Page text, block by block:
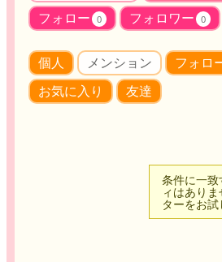
フォロー 0 フォロワー 0
個人 メンション
フォロ
お気に入り
友達
条件に一
ィはあり
ターをお試